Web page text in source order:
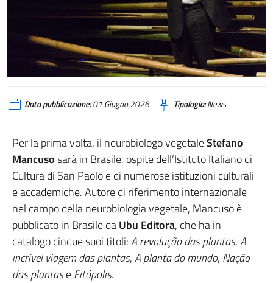
Data pubblicazione:01 Giugno 2026 Tipologia:News
Per la prima volta, il neurobiologo vegetaleStefano
Mancusosarà in Brasile, ospite dell’Istituto Italiano di
Cultura di San Paolo e di numerose istituzioni culturali
e accademiche. Autore di riferimento internazionale
nel campo della neurobiologia vegetale, Mancuso è
pubblicato in Brasile daUbu Editora, che ha in
catalogo cinque suoi titoli:A revolução das plantas,A
incrível viagem das plantas,A planta do mundo, Nação
das plantaseFitópolis.